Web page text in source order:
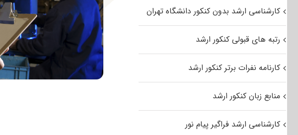
کارشناسی ارشد بدون کنکور دانشگاه تهران
رتبه های قبولی کنکور ارشد
کارنامه نفرات برتر کنکور ارشد
منابع زبان کنکور ارشد
کارشناسی ارشد فراگیر پیام نور